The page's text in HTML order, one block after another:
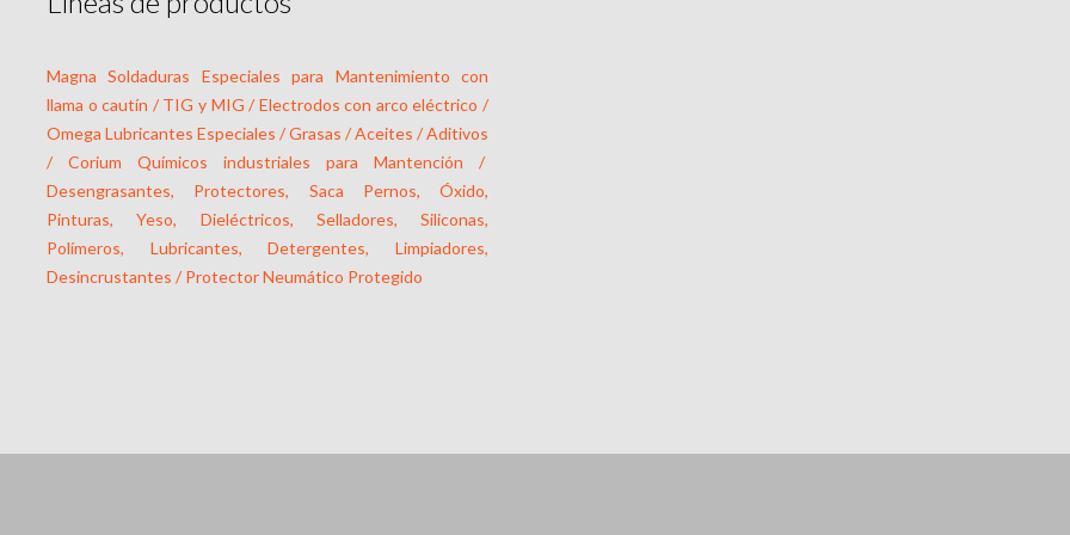
Magna Soldaduras Especiales para Mantenimiento con
llama o cautín / TIG y MIG / Electrodos con arco eléctrico /
Omega Lubricantes Especiales / Grasas / Aceites / Aditivos
/ Corium Químicos industriales para Mantención /
Desengrasantes, Protectores, Saca Pernos, Óxido,
Pinturas, Yeso, Dieléctricos, Selladores, Siliconas,
Polímeros, Lubricantes, Detergentes, Limpiadores,
Desincrustantes / Protector Neumático Protegido